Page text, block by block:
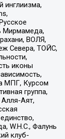
инглиизма,
Мирмамеда,
ВОЛЯ,
Севера, ТОЙС,
иконы
МПГ, Курсом
группа,
Аят,
W.H.С., Фалунь
клуб-